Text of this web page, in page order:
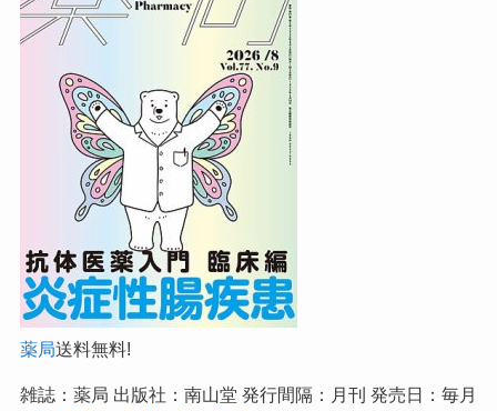
薬局送料無料!
雑誌：薬局 出版社：南山堂 発行間隔：月刊 発売日：毎月